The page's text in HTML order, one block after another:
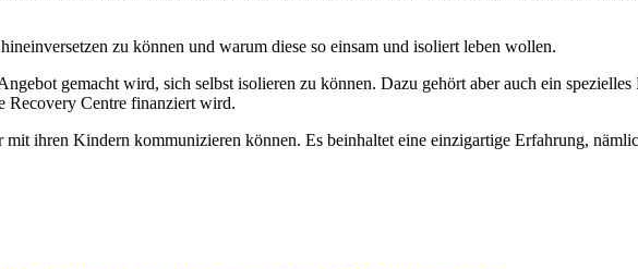
zu können und warum diese so einsam und isoliert leben wollen.
gemacht wird, sich selbst isolieren zu können. Dazu gehört aber auch ein
Recovery Centre finanziert wird.
ihren Kindern kommunizieren können. Es beinhaltet eine einzigartige Erfahrung,